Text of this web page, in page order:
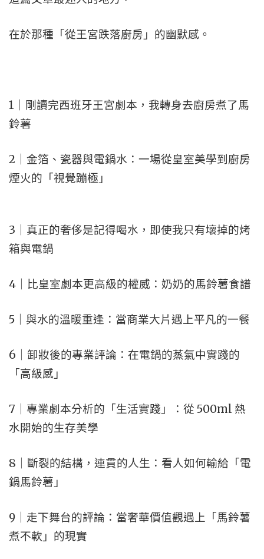
在於那種「從王宮跌落廚房」的幽默感。
1｜剛讀完西班牙王宮劇本，我轉身去廚房煮了馬
鈴薯
2｜金箔、瓷器與電鍋水：一場從皇室美學到廚房
煙火的「視覺蹦極」
3｜真正的奢侈是記得喝水，即使我只有壞掉的烤
箱與電鍋
4｜比皇室劇本更高級的權威：奶奶的馬鈴薯食譜
5｜與水的溫暖重逢：當商業大片遇上平凡的一餐
6｜卸妝後的專業評論：在電鍋的蒸氣中實踐的
「高級感」
7｜專業劇本分析的「生活實踐」：從 500ml 熱
水開始的生存美學
8｜斷裂的結構，連貫的人生：看人如何輸給「電
鍋馬鈴薯」
9｜走下舞台的評論：當奢華價值觀遇上「馬鈴薯
煮不軟」的現實